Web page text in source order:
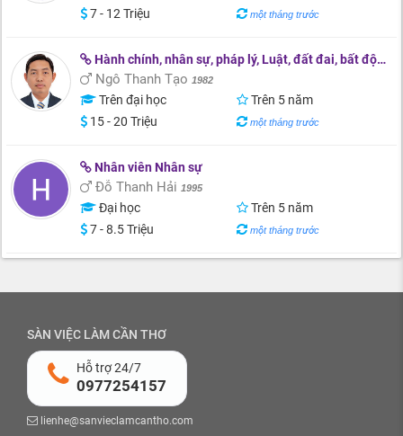
7 - 12 Triệu
một tháng trước
Hành chính, nhân sự, pháp lý, Luật, đất đai, bất động sản
Ngô Thanh Tạo 1982
Trên đại học
Trên 5 năm
15 - 20 Triệu
một tháng trước
Nhân viên Nhân sự
Đỗ Thanh Hải 1995
Đại học
Trên 5 năm
7 - 8.5 Triệu
một tháng trước
SÀN VIỆC LÀM CẦN THƠ
Hỗ trợ 24/7
0977254157
lienhe@sanvieclamcantho.com